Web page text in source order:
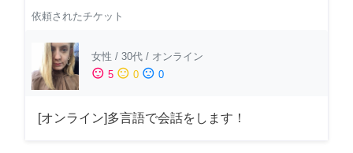
依頼されたチケット
女性 / 30代 / オンライン
sentiment_satisfied 5 sentiment_neutral 0 sentiment_dissatisfied 0
[オンライン]多言語で会話をします！